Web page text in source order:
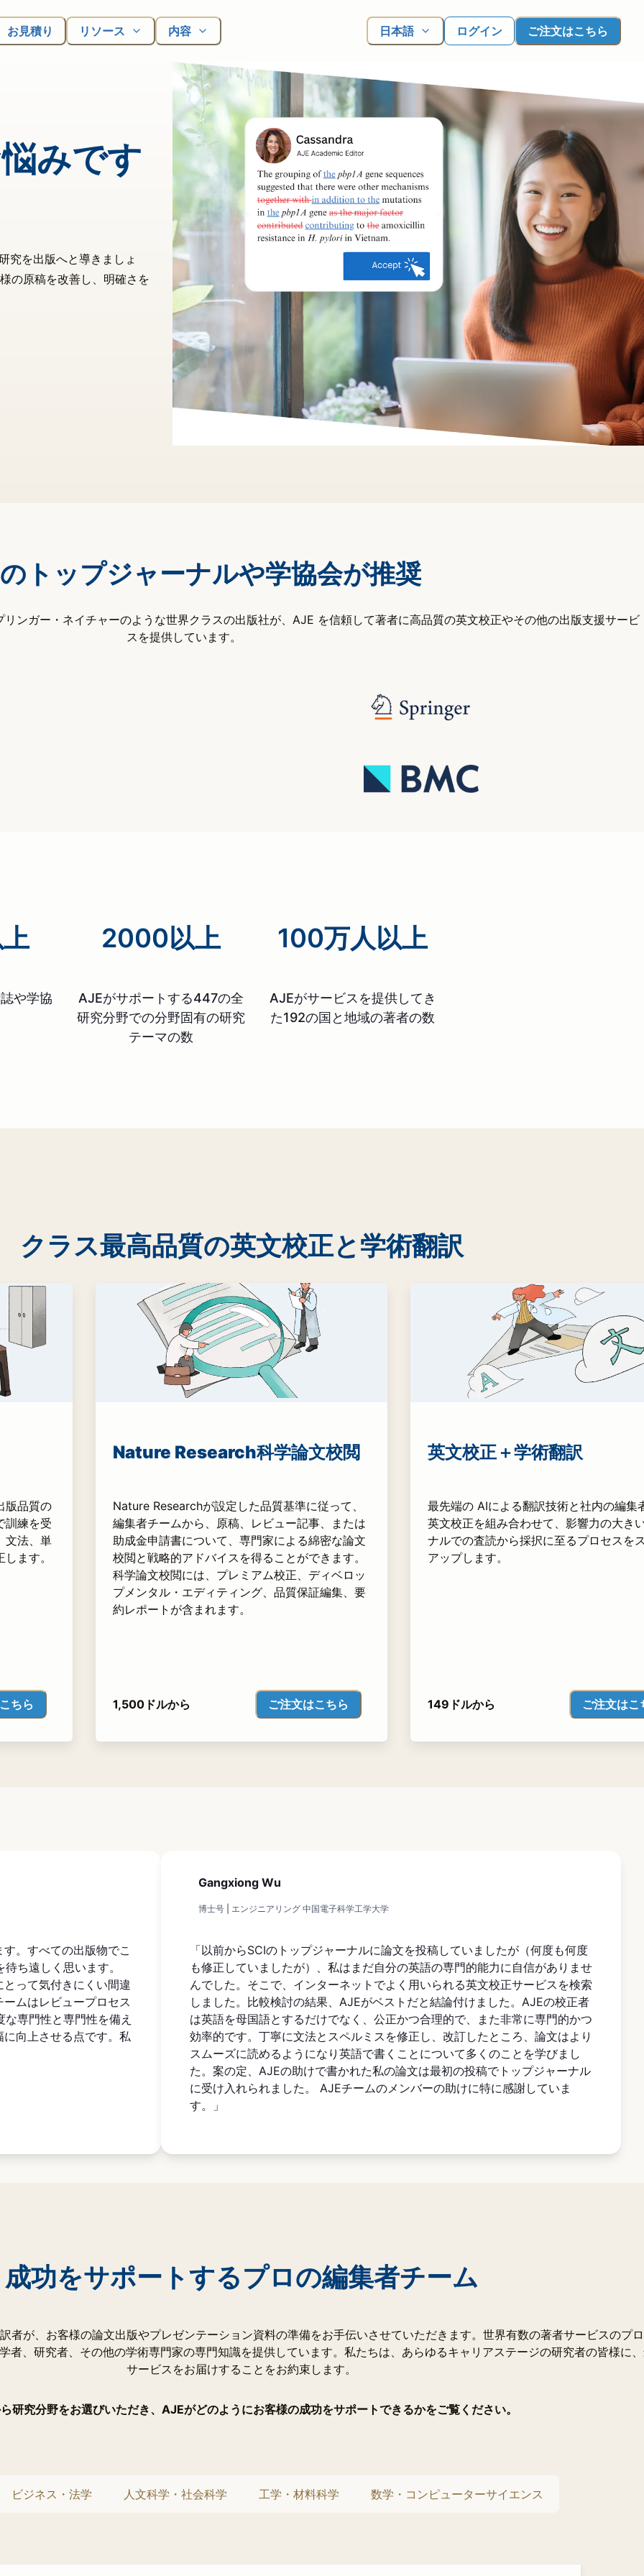
お見積り リソース 内容 日本語 ログイン ご注文はこちら
みです
究を出版へと導きましょ
の原稿を改善し、明確さを
トップジャーナルや学協会が推奨
ンガー・ネイチャーのような世界クラスの出版社が、AJE を信頼して著者に高品質の英文校正やその他の出版支援サービ
スを提供しています。
や学協
2000以上
AJEがサポートする447の全
研究分野での分野固有の研究
テーマの数
100万人以上
AJEがサービスを提供してき
た192の国と地域の著者の数
クラス最高品質の英文校正と学術翻訳
版品質の
訓練を受
文法、単
ます。
ちら
Nature Research科学論文校閲
Nature Researchが設定した品質基準に従って、
編集者チームから、原稿、レビュー記事、または
助成金申請書について、専門家による綿密な論文
校閲と戦略的アドバイスを得ることができます。
科学論文校閲には、プレミアム校正、ディベロッ
プメンタル・エディティング、品質保証編集、要
約レポートが含まれます。
1,500ドルから ご注文はこちら
英文校正＋学術翻訳
最先端の AIによる翻訳技術と社内の編集
英文校正を組み合わせて、影響力の大き
ナルでの査読から採択に至るプロセスを
アップします。
149ドルから ご注文はこ
。すべての出版物でこ
ち遠しく思います。
って気付きにくい間違
ムはレビュープロセス
専門性と専門性を備え
向上させる点です。私
Gangxiong Wu
博士号 | エンジニアリング 中国電子科学工学大学
「以前からSCIのトップジャーナルに論文を投稿していましたが（何度も何度
も修正していましたが）、私はまだ自分の英語の専門的能力に自信がありませ
んでした。そこで、インターネットでよく用いられる英文校正サービスを検索
しました。比較検討の結果、AJEがベストだと結論付けました。AJEの校正者
は英語を母国語とするだけでなく、公正かつ合理的で、また非常に専門的かつ
効率的です。丁寧に文法とスペルミスを修正し、改訂したところ、論文はより
スムーズに読めるようになり英語で書くことについて多くのことを学びまし
た。案の定、AJEの助けで書かれた私の論文は最初の投稿でトップジャーナル
に受け入れられました。 AJEチームのメンバーの助けに特に感謝していま
す。」
成功をサポートするプロの編集者チーム
者が、お客様の論文出版やプレゼンテーション資料の準備をお手伝いさせていただきます。世界有数の著者サービスのプ
者、研究者、その他の学術専門家の専門知識を提供しています。私たちは、あらゆるキャリアステージの研究者の皆様に
サービスをお届けすることをお約束します。
研究分野をお選びいただき、AJEがどのようにお客様の成功をサポートできるかをご覧ください。
ビジネス・法学 人文科学・社会科学 工学・材料科学 数学・コンピューターサイエンス